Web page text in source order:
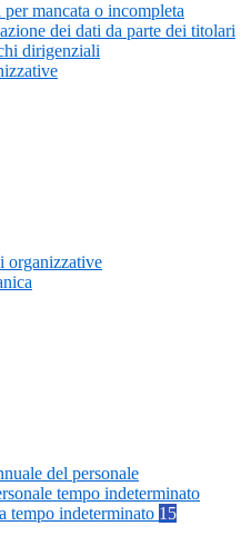
per mancata o incompleta
dei dati da parte dei titolari
dirigenziali
organizzative
del personale
tempo indeterminato
tempo indeterminato 15